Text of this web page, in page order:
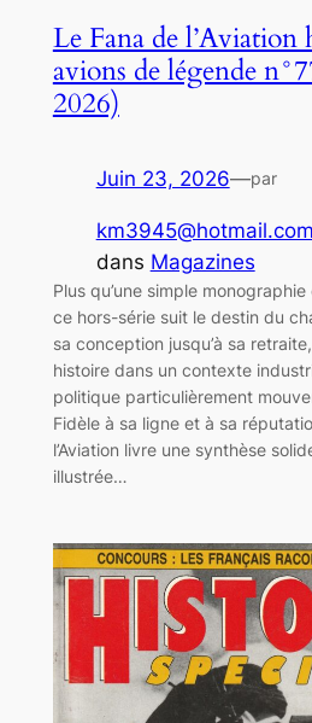
Le Fana de l’Aviation
avions de légende
2026)
Juin 23, 2026—par
km3945@hotmail.com
dans Magazines
Plus qu’une simple
ce hors-série suit le destin du
sa conception jusqu’à sa
histoire dans un contexte
politique particulièrement
Fidèle à sa ligne et à sa
l’Aviation livre une synthèse
illustrée…